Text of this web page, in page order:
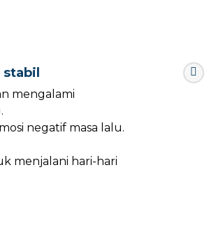
mengalami
negatif masa lalu.
menjalani hari-hari